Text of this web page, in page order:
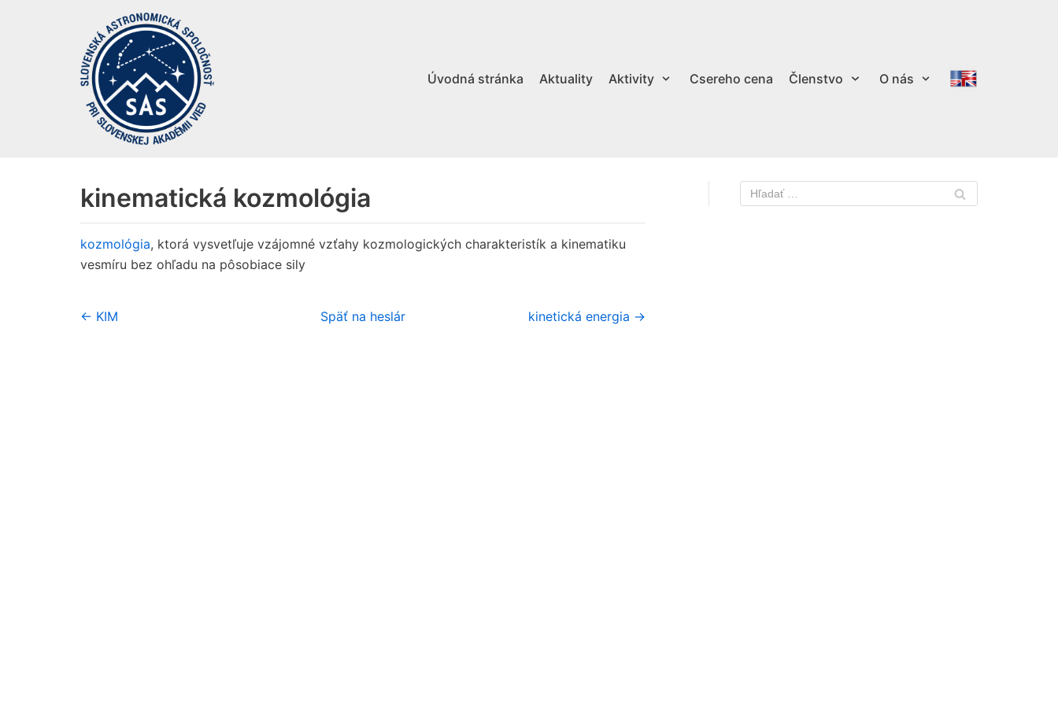
Úvodná stránka Aktuality Aktivity Csereho cena Členstvo O nás
kinematická kozmológia
kozmológia, ktorá vysvetľuje vzájomné vzťahy kozmologických charakteristík a kinematiku
vesmíru bez ohľadu na pôsobiace sily
← KIM Späť na heslár kinetická energia →